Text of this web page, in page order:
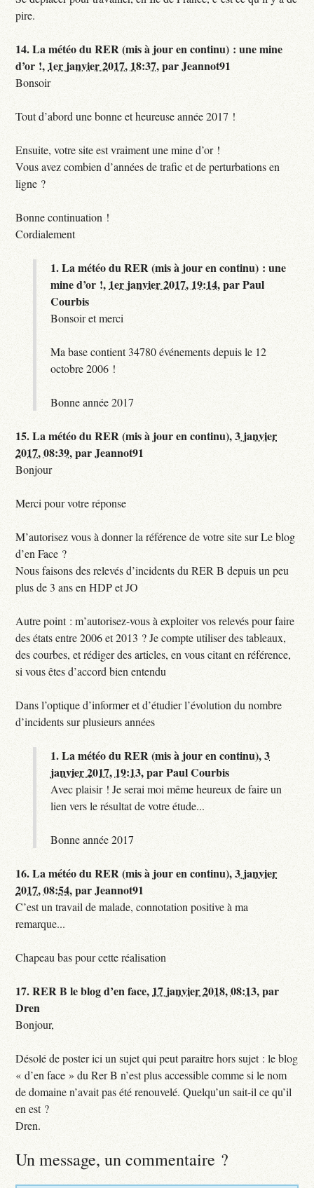
pire.
14.La météo du RER (mis à jour en continu) : une mine
d’or !, 1er janvier 2017, 18:37,parJeannot91
Bonsoir
Tout d’abord une bonne et heureuse année 2017 !
Ensuite, votre site est vraiment une mine d’or !
Vous avez combien d’années de trafic et de perturbations en
ligne ?
Bonne continuation !
Cordialement
1.La météo du RER (mis à jour en continu) : une
mine d’or !, 1er janvier 2017, 19:14,parPaul
Courbis
Bonsoir et merci
Ma base contient 34780 événements depuis le 12
octobre 2006 !
Bonne année 2017
15.La météo du RER (mis à jour en continu),3 janvier
2017, 08:39,parJeannot91
Bonjour
Merci pour votre réponse
M’autorisez vous à donner la référence de votre site sur Le blog
d’en Face ?
Nous faisons des relevés d’incidents du RER B depuis un peu
plus de 3 ans en HDP et JO
Autre point : m’autorisez-vous à exploiter vos relevés pour faire
des états entre 2006 et 2013 ? Je compte utiliser des tableaux,
des courbes, et rédiger des articles, en vous citant en référence,
si vous êtes d’accord bien entendu
Dans l’optique d’informer et d’étudier l’évolution du nombre
d’incidents sur plusieurs années
1.La météo du RER (mis à jour en continu),3
janvier 2017, 19:13,parPaul Courbis
Avec plaisir ! Je serai moi même heureux de faire un
lien vers le résultat de votre étude...
Bonne année 2017
16.La météo du RER (mis à jour en continu),3 janvier
2017, 08:54,parJeannot91
C’est un travail de malade, connotation positive à ma
remarque...
Chapeau bas pour cette réalisation
17.RER B le blog d’en face, 17 janvier 2018, 08:13,par
Dren
Bonjour,
Désolé de poster ici un sujet qui peut paraitre hors sujet : le blog
« d’en face » du Rer B n’est plus accessible comme si le nom
de domaine n’avait pas été renouvelé. Quelqu’un sait-il ce qu’il
en est ?
Dren.
Un message, un commentaire ?